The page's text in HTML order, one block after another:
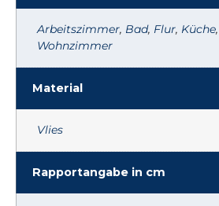
Arbeitszimmer, Bad, Flur, Küche,
Wohnzimmer
Material
Vlies
Rapportangabe in cm